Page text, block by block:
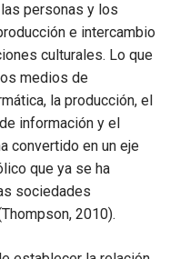
personas y los
e intercambio
culturales. Lo que
medios de
la producción, el
información y el
convertido en un eje
que ya se ha
sociedades
2010).